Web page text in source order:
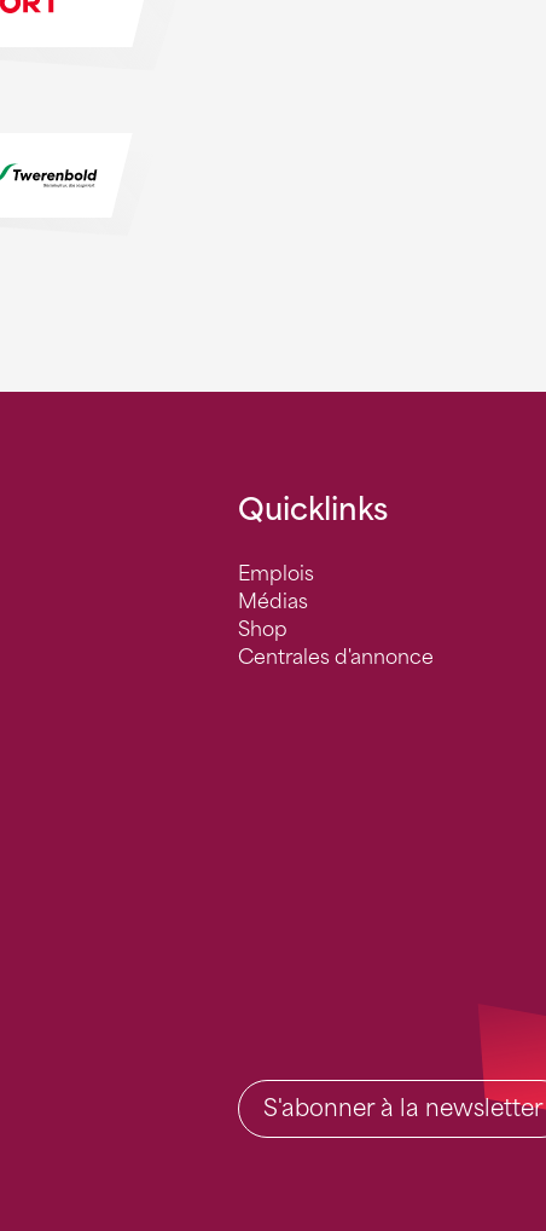
Quicklinks
Emplois
Médias
Shop
Centrales d'annonce
S'abonner à la newsletter